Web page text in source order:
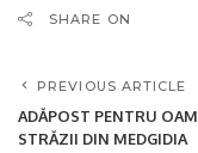
SHARE ON
PREVIOUS ARTICLE
ADĂPOST PENTRU
STRĂZII DIN MEDGIDIA